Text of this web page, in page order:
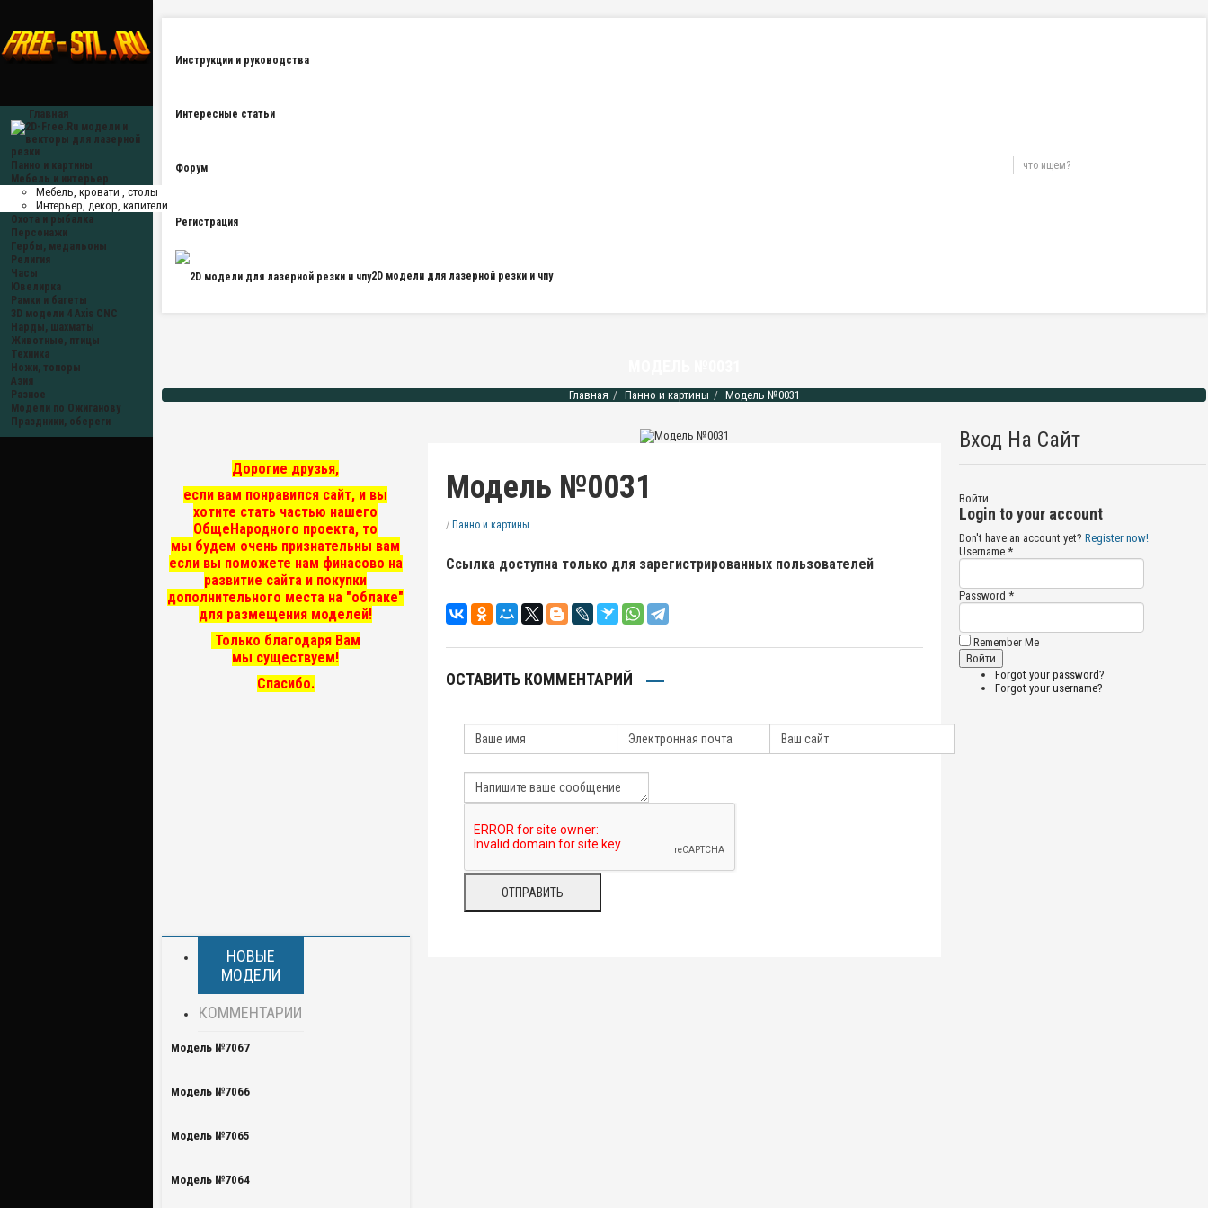
Главная
Панно и картины
Мебель и интерьер
Мебель, кровати , столы
Интерьер, декор, капители
Охота и рыбалка
Персонажи
Гербы, медальоны
Религия
Часы
Ювелирка
Рамки и багеты
3D модели 4 Axis CNC
Нарды, шахматы
Животные, птицы
Техника
Ножи, топоры
Азия
Разное
Модели по Ожиганову
Праздники, обереги
Инструкции и руководства
Интересные статьи
Форум
Регистрация
2D модели для лазерной резки и чпу
Главная Панно и картины Модель №0031
Дорогие друзья,
если вам понравился сайт, и вы
хотите стать частью нашего
ОбщеНародного проекта, то
мы будем очень признательны вам
если вы поможете нам финасово на
развитие сайта и покупки
дополнительного места на "облаке"
для размещения моделей!
Только благодаря Вам
мы существуем!
Спасибо.
НОВЫЕ
МОДЕЛИ
КОММЕНТАРИИ
Модель №7067
Модель №7066
Модель №7065
Модель №7064
Модель №0031
/ Панно и картины
Ссылка доступна только для зарегистрированных пользователей
ОСТАВИТЬ КОММЕНТАРИЙ
Вход На Сайт
Войти
Login to your account
Don't have an account yet? Register now!
Username *
Password *
Remember Me
Forgot your password?
Forgot your username?